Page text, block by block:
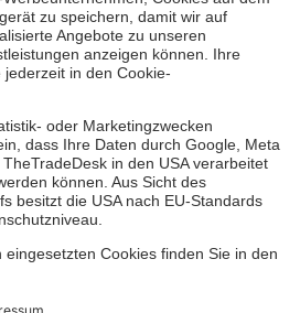
& Lernen
Spendenprojekte
& Einrichtungen
& Leistungen